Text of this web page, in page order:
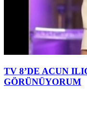
TV 8’DE ACUN
GÖRÜNÜYORUM